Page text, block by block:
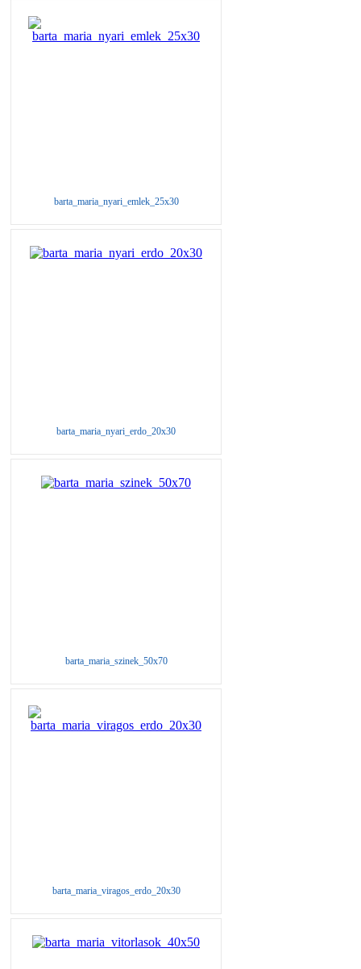
barta_maria_nyari_emlek_25x30
barta_maria_nyari_erdo_20x30
barta_maria_szinek_50x70
barta_maria_viragos_erdo_20x30